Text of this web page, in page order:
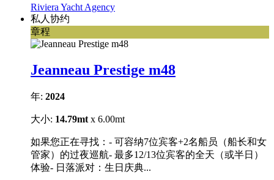
Riviera Yacht Agency
私人协约
章程
Jeanneau Prestige m48
年: 2024
大小: 14.79mt x 6.00mt
如果您正在寻找：- 可容纳7位宾客+2名船员（船长和女
管家）的过夜巡航- 最多12/13位宾客的全天（或半日）
体验- 日落派对：生日庆典...